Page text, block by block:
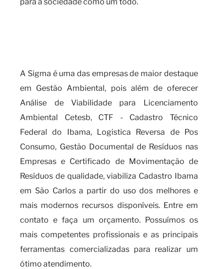
A Sigma é uma das empresas de maior destaque
em Gestão Ambiental, pois além de oferecer
Análise de Viabilidade para Licenciamento
Ambiental Cetesb, CTF - Cadastro Técnico
Federal do Ibama, Logistica Reversa de Pos
Consumo, Gestão Documental de Resíduos nas
Empresas e Certificado de Movimentação de
Resíduos de qualidade, viabiliza Cadastro Ibama
em São Carlos a partir do uso dos melhores e
mais modernos recursos disponíveis. Entre em
contato e faça um orçamento. Possuímos os
mais competentes profissionais e as principais
ferramentas comercializadas para realizar um
ótimo atendimento.